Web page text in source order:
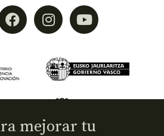
mejorar tu